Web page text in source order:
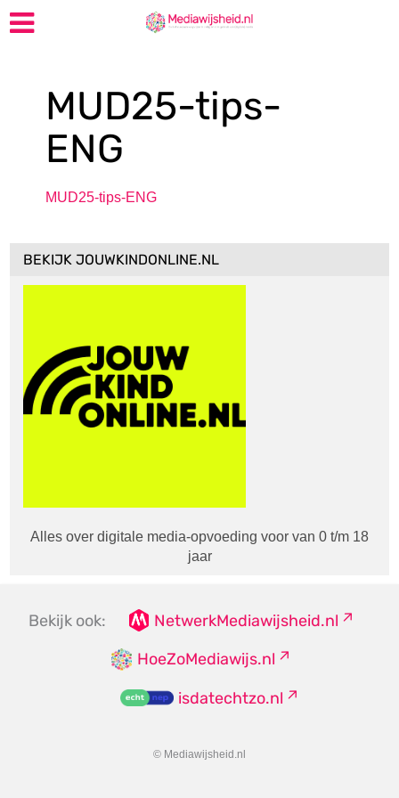
MUD25-tips-
ENG
MUD25-tips-ENG
BEKIJK JOUWKINDONLINE.NL
Alles over digitale media-opvoeding voor van 0 t/m 18
jaar
Bekijk ook:
NetwerkMediawijsheid.nl
HoeZoMediawijs.nl
isdatechtzo.nl
© Mediawijsheid.nl